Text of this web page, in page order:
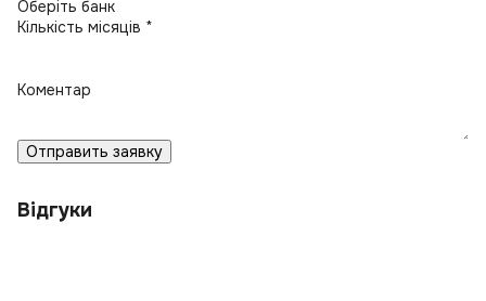
Кількість місяців *
Коментар
Отправить заявку
Відгуки